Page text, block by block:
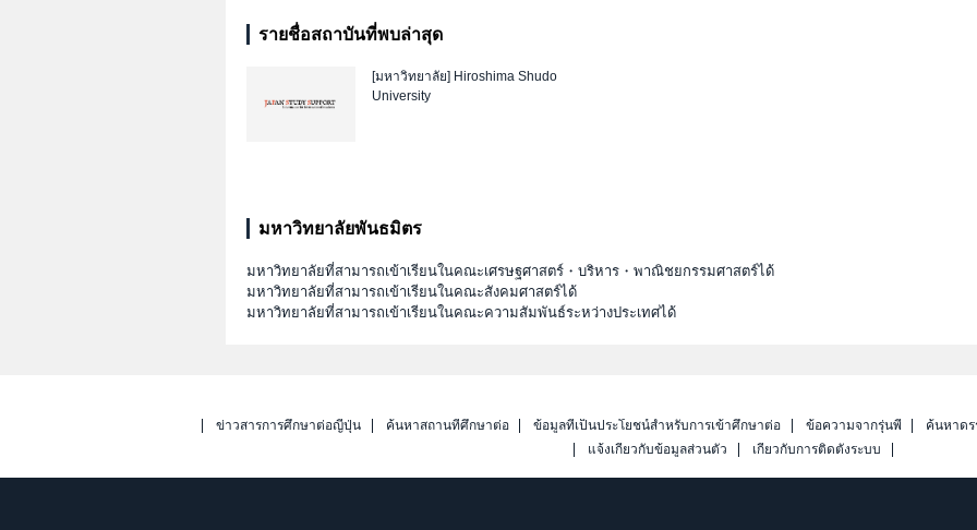
รายชื่อสถาบันที่พบล่าสุด
[มหาวิทยาลัย] Hiroshima Shudo
University
มหาวิทยาลัยพันธมิตร
มหาวิทยาลัยที่สามารถเข้าเรียนในคณะเศรษฐศาสตร์・บริหาร・พาณิชยกรรมศาสตร์ได้
มหาวิทยาลัยที่สามารถเข้าเรียนในคณะสังคมศาสตร์ได้
มหาวิทยาลัยที่สามารถเข้าเรียนในคณะความสัมพันธ์ระหว่างประเทศได้
ข่าวสารการศึกษาต่อญี่ปุ่น ค้นหาสถานที่ศึกษาต่อ ข้อมูลที่เป็นประโยชน์สำหรับการเข้าศึกษาต่อ ข้อความจากรุ่นพี่
ค้นหาด
แจ้งเกี่ยวกับข้อมูลส่วนตัว
เกี่ยวกับการติดตั้งระบบ